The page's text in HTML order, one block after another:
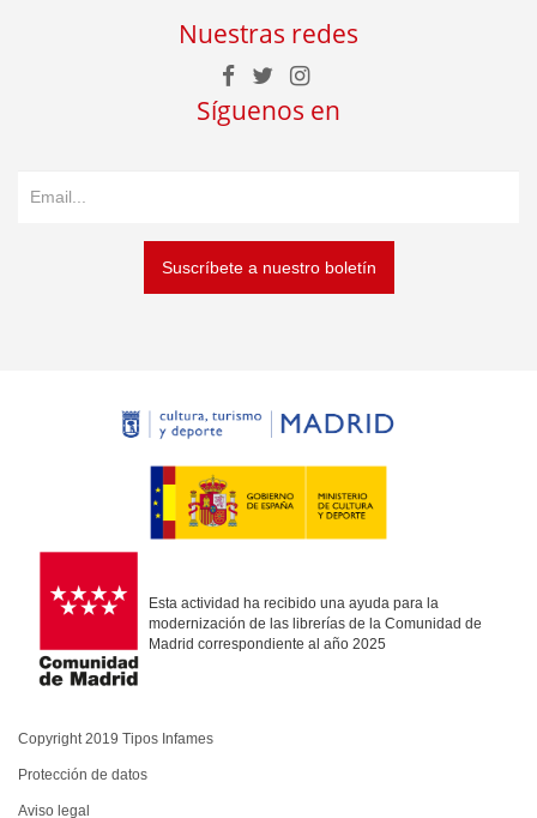
Nuestras redes
Síguenos en
Suscríbete a nuestro boletín
Esta actividad ha recibido una ayuda para la
modernización de las librerías de la Comunidad de
Madrid correspondiente al año 2025
Copyright 2019 Tipos Infames
Protección de datos
Aviso legal